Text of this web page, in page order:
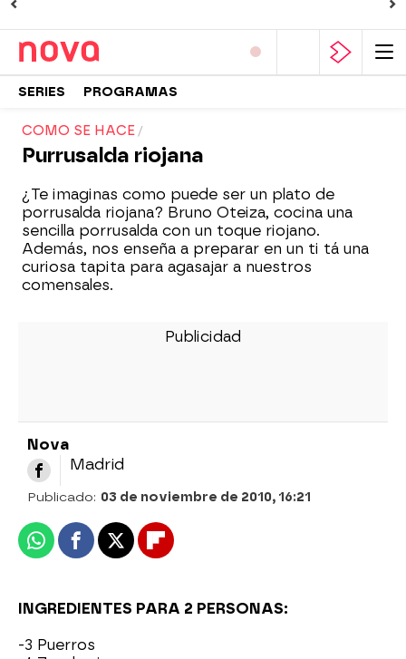
SERIES PROGRAMAS
COMO SE HACE
Purrusalda riojana
¿Te imaginas como puede ser un plato de
porrusalda riojana? Bruno Oteiza, cocina una
sencilla porrusalda con un toque riojano.
Además, nos enseña a preparar en un ti tá una
curiosa tapita para agasajar a nuestros
comensales.
Nova
Madrid
Publicado: 03 de noviembre de 2010, 16:21
WhatsappFacebook
X Flipboard
INGREDIENTES PARA 2 PERSONAS:
-3 Puerros